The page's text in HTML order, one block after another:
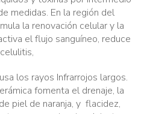
medidas. En la región del
la renovación celular y la
el flujo sanguíneo, reduce
los rayos Infrarrojos largos.
fomenta el drenaje, la
piel de naranja, y flacidez,